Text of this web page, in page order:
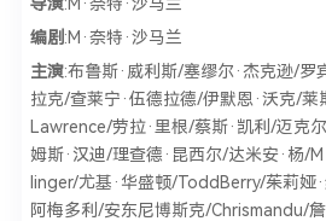
导演:M·奈特·沙马兰
编剧 :M·奈特·沙马兰
主演:布鲁斯·威利斯/塞缪尔·杰克逊/罗
拉克/查莱宁·伍德拉德/伊默恩·沃克/
Lawrence/劳拉·里根/蔡斯·凯利/迈克
姆斯·汉迪/理查德·昆西尔/达米安·杨/
linger/尤基·华盛顿/ToddBerry/茱莉娅
阿梅多利/安东尼博斯克/Chrismandu/